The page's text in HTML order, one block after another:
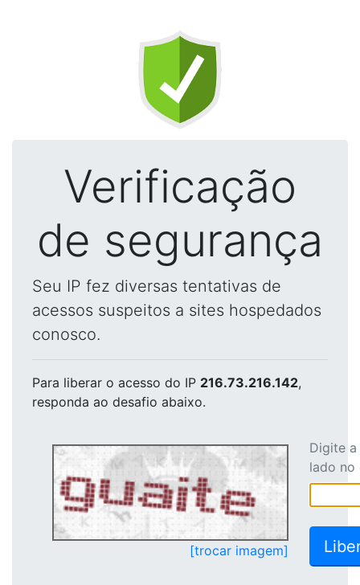
Verificação
de segurança
Seu IP fez diversas tentativas de
acessos suspeitos a sites hospedados
conosco.
Para liberar o acesso do IP 216.73.216.142,
responda ao desafio abaixo.
[trocar imagem]
Digite
lado no